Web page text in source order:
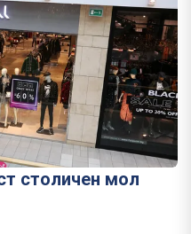
столичен мол